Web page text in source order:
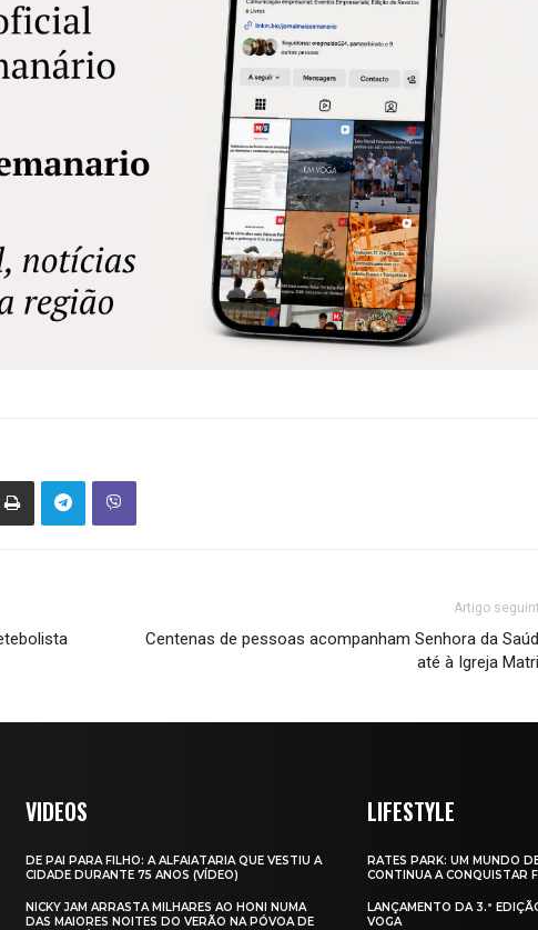
Artigo
Centenas de pessoas acompanham Senhora da
até à Igreja
VIDEOS
DE PAI PARA FILHO: A ALFAIATARIA QUE VESTIU A
CIDADE DURANTE 75 ANOS (VÍDEO)
NICKY JAM ARRASTA MILHARES AO HONI NUMA
DAS MAIORES NOITES DO VERÃO NA PÓVOA DE
LIFESTYLE
RATES PARK: UM MUNDO
CONTINUA A CONQUISTAR
LANÇAMENTO DA 3.ª
VOGA